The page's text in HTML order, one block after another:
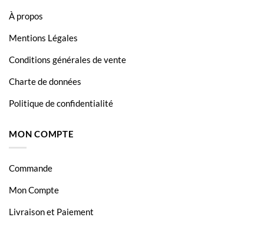
À propos
Mentions Légales
Conditions générales de vente
Charte de données
Politique de confidentialité
MON COMPTE
Commande
Mon Compte
Livraison et Paiement